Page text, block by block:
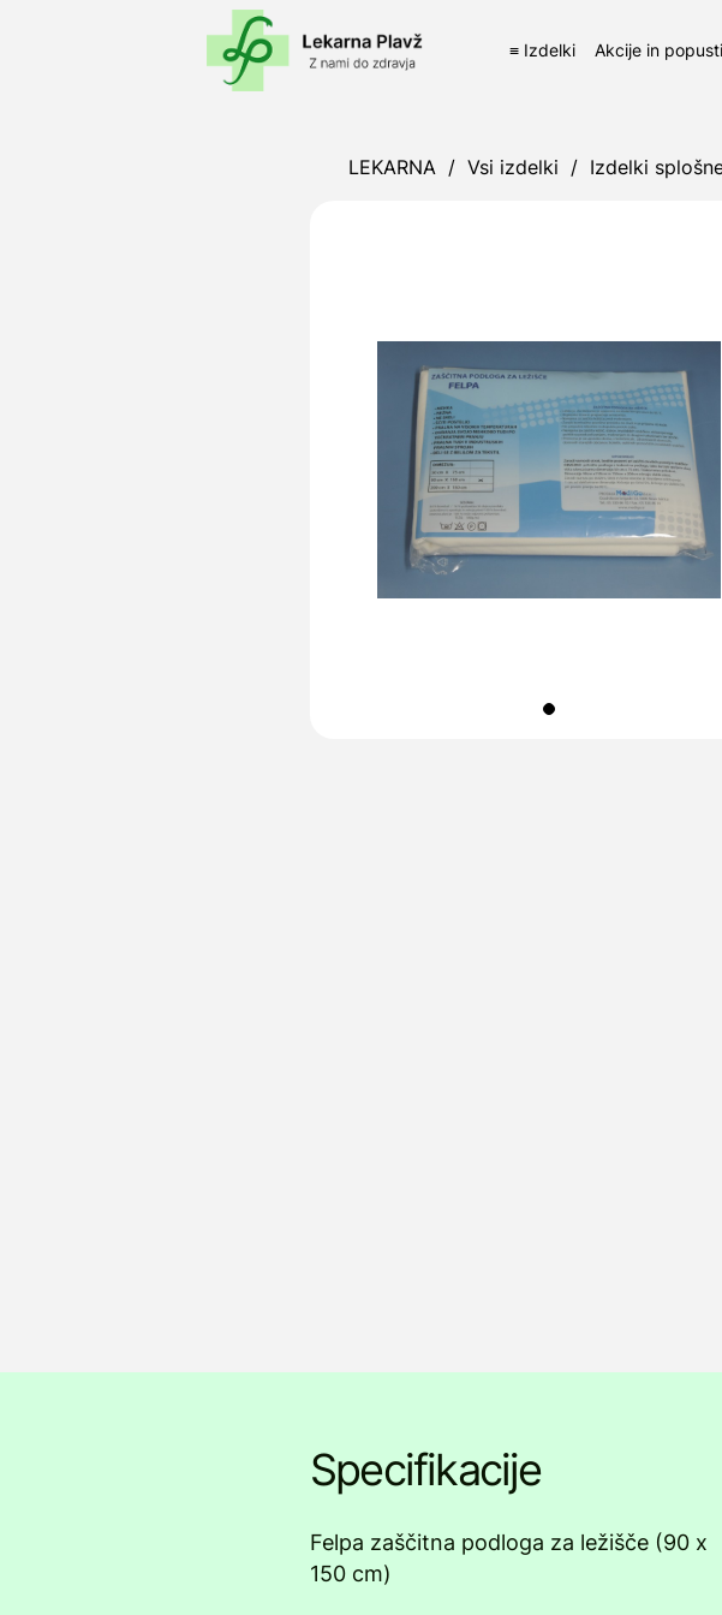
≡ Izdelki Akcije in popusti
LEKARNA / Vsi izdelki / Izdelki
Specifikacije
Felpa zaščitna podloga za ležišče (90 x
150 cm)